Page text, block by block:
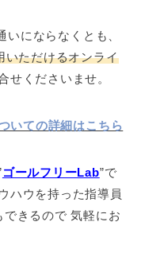
にならなくとも、
いただけるオンライ
せくださいませ。
いての詳細はこちら
ゴールフリーLab”で
ハウを持った指導員
きるので 気軽にお